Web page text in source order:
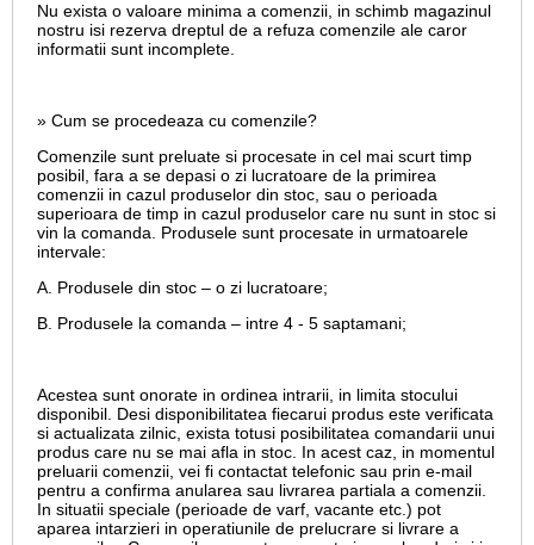
Nu exista o valoare minima a comenzii, in schimb magazinul
nostru isi rezerva dreptul de a refuza comenzile ale caror
informatii sunt incomplete.
» Cum se procedeaza cu comenzile?
Comenzile sunt preluate si procesate in cel mai scurt timp
posibil, fara a se depasi o zi lucratoare de la primirea
comenzii in cazul produselor din stoc, sau o perioada
superioara de timp in cazul produselor care nu sunt in stoc si
vin la comanda. Produsele sunt procesate in urmatoarele
intervale:
A. Produsele din stoc – o zi lucratoare;
B. Produsele la comanda – intre 4 - 5 saptamani;
Acestea sunt onorate in ordinea intrarii, in limita stocului
disponibil. Desi disponibilitatea fiecarui produs este verificata
si actualizata zilnic, exista totusi posibilitatea comandarii unui
produs care nu se mai afla in stoc. In acest caz, in momentul
preluarii comenzii, vei fi contactat telefonic sau prin e-mail
pentru a confirma anularea sau livrarea partiala a comenzii.
In situatii speciale (perioade de varf, vacante etc.) pot
aparea intarzieri in operatiunile de prelucrare si livrare a